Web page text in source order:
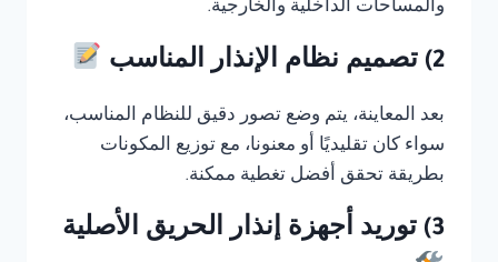
والمساحات الداخلية والخارجية.
2) تصميم نظام الإنذار المناسب
بعد المعاينة، يتم وضع تصور دقيق للنظام المناسب،
سواء كان تقليديًا أو معنونا، مع توزيع المكونات
بطريقة تحقق أفضل تغطية ممكنة.
3) توريد أجهزة إنذار الحريق الأصلية